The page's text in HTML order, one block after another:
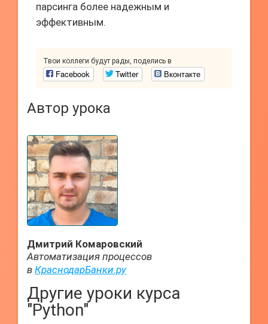
парсинга более надежным и
эффективным.
Твои коллеги будут рады, поделись в
Facebook Twitter Вконтакте
Автор урока
Дмитрий Комаровский
Автоматизация процессов
в КраснодарБанки.ру
Другие уроки курса
"Python"